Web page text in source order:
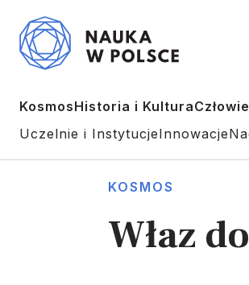
KosmosHistoria i Kultura
Uczelnie i InstytucjeInnowacje
KOSMOS
Właz